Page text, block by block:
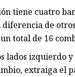
tiene cuatro
de
total de 16
lados izquierdo
extraiga el